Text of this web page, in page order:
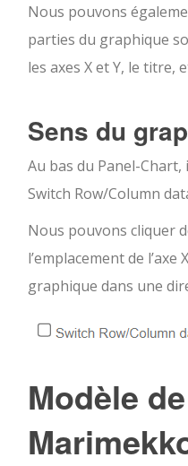
Nous pouvons
parties du graphique
les axes X et Y, le titre,
Sens du
Au bas du Panel-Chart,
Switch Row/Column
Nous pouvons cliquer
l’emplacement de l’axe
graphique dans une
Modèle